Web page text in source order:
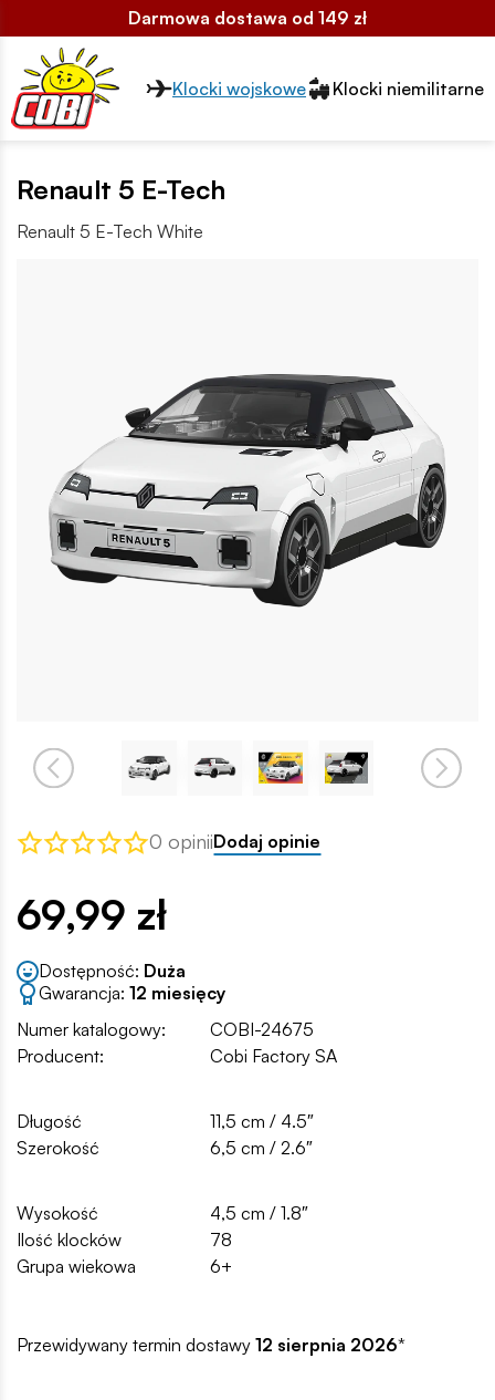
Darmowa dostawa od 149 zł
Przełącznik segmentów2
Klocki wojskowe Klocki niemilitarne
Renault 5 E-Tech
Renault 5 E-Tech White
0 opiniiDodaj opinie
69,99 zł
Dostępność: Duża
Gwarancja: 12 miesięcy
Numer katalogowy:
COBI-24675
Producent:
Cobi Factory SA
Długość
11,5 cm / 4.5″
Szerokość
6,5 cm / 2.6″
Wysokość
4,5 cm / 1.8″
Ilość klocków
78
Grupa wiekowa
6+
Przewidywany termin dostawy 12 sierpnia 2026*